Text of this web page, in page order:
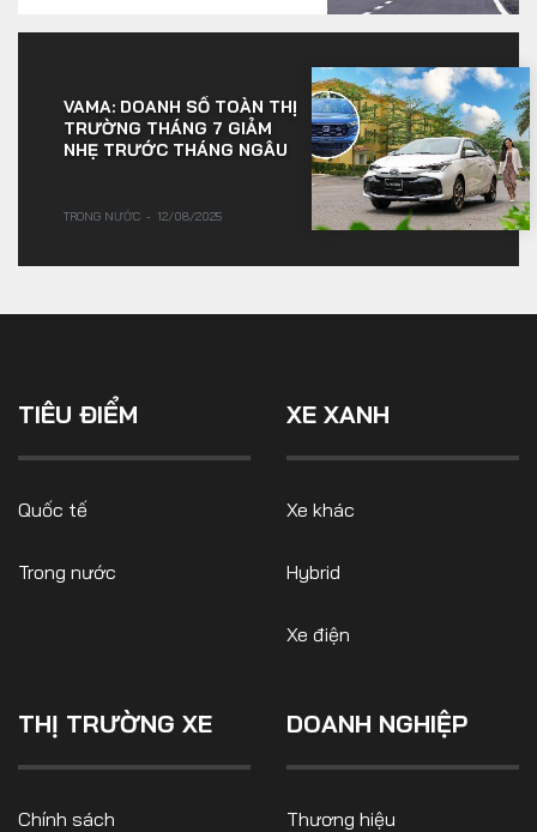
VAMA: DOANH SỐ TOÀN THỊ
TRƯỜNG THÁNG 7 GIẢM
NHẸ TRƯỚC THÁNG NGÂU
TRONG NƯỚC 12/08/2025
TIÊU ĐIỂM
Quốc tế
Trong nước
XE XANH
Xe khác
Hybrid
Xe điện
THỊ TRƯỜNG XE
Chính sách
DOANH NGHIỆP
Thương hiệu